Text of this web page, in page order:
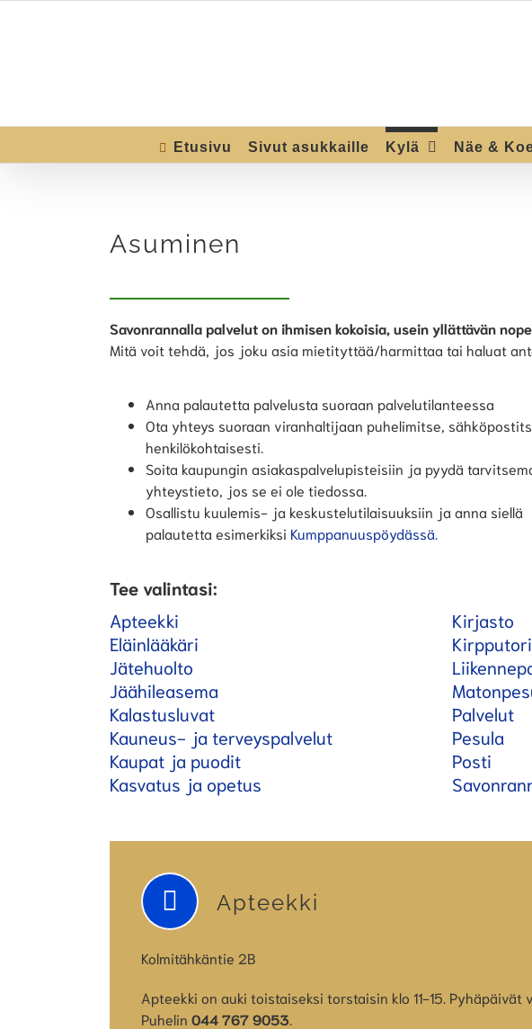
Etusivu Sivut asukkaille Kylä Näe &
Asuminen
Savonrannalla palvelut on ihmisen kokoisia, usein yllättävän
Mitä voit tehdä, jos joku asia mietityttää/harmittaa tai haluat
Anna palautetta palvelusta suoraan palvelutilanteessa
Ota yhteys suoraan viranhaltijaan puhelimitse,
henkilökohtaisesti.
Soita kaupungin asiakaspalvelupisteisiin ja pyydä
yhteystieto, jos se ei ole tiedossa.
Osallistu kuulemis- ja keskustelutilaisuuksiin ja anna siellä
palautetta esimerkiksi Kumppanuuspöydässä.
Tee valintasi:
Apteekki
Eläinlääkäri
Jätehuolto
Jäähileasema
Kalastusluvat
Kauneus- ja terveyspalvelut
Kaupat ja puodit
Kasvatus ja opetus
Kirjasto
Kirpputori
Palvelut
Pesula
Posti
Apteekki
Kolmitähkäntie 2B
Apteekki on auki toistaiseksi torstaisin klo 11-15.
Puhelin 044 767 9053